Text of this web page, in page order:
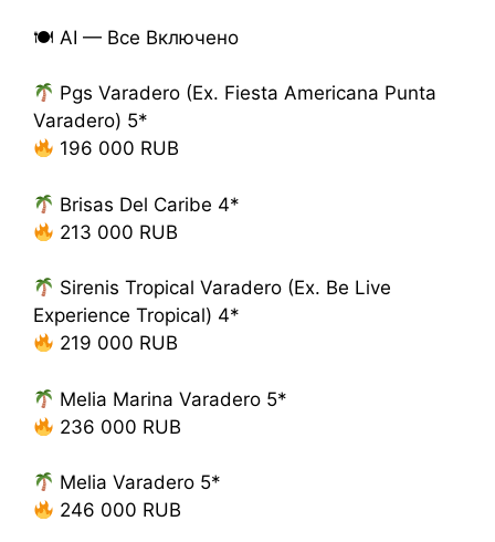
🍽 AI — Все Включено
Pgs Varadero (Ex. Fiesta Americana Punta
Varadero) 5*
196 000 RUB
Brisas Del Caribe 4*
213 000 RUB
Sirenis Tropical Varadero (Ex. Be Live
Experience Tropical) 4*
219 000 RUB
Melia Marina Varadero 5*
236 000 RUB
Melia Varadero 5*
246 000 RUB